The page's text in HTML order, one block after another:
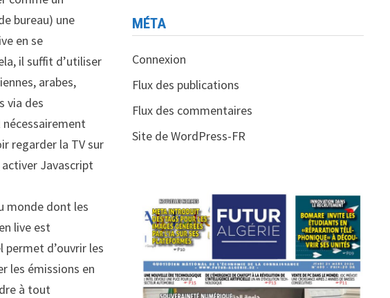
bureau) une
en se
il suffit d’utiliser
arabes,
via des
regarder la TV sur
Javascript
monde dont les
live est
permet d’ouvrir les
les émissions en
à tout
MÉTA
Connexion
Flux des publications
Flux des commentaires
Site de WordPress-FR